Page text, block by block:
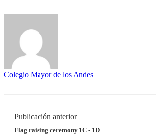
Colegio Mayor de los Andes
Publicación anterior
Flag raising ceremony 1C - 1D